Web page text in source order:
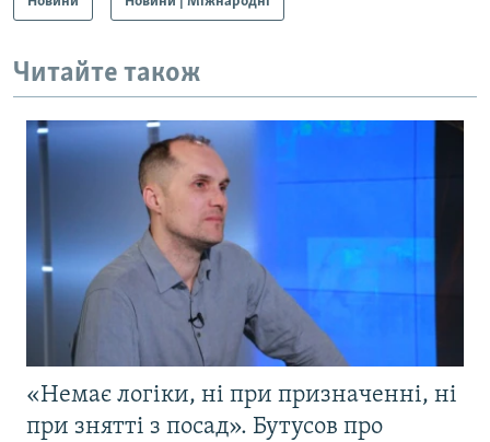
Читайте також
«Немає логіки, ні при призначенні, ні
при знятті з посад». Бутусов про